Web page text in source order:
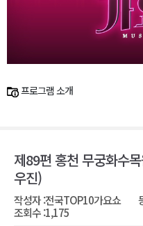
프로그램 소개
제89편 홍천 무궁화수
우진)
작성자 :전국TOP10가요쇼
조회수 :1,175